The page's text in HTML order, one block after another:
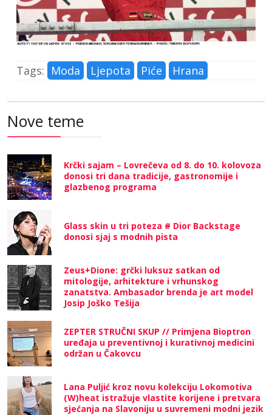
Tags: Moda Ljepota Piće Hrana
Nove teme
Krčki sajam – Lovrečeva od 8. do 10. kolovoza
donosi tri dana tradicije, gastronomije i
glazbenog programa
Glass skin u tri poteza # Dior Backstage
donosi sjaj s modnih pista
Zeus+Dione: grčki luksuz satkan od
mitologije, arhitekture i vrhunskog
zanatstva. Ambasador brenda je art model
Josip Joško Tešija
ZEPTER STRUČNI SKUP // Primjena Bioptron
uređaja u preventivnoj i kurativnoj medicini
održan u Čakovcu
Lana Puljić kroz novu kolekciju Lokomotiva
(W)heat istražuje vlastite korijene i pretvara
sjećanja na Slavoniju u suvremeni modni jezik